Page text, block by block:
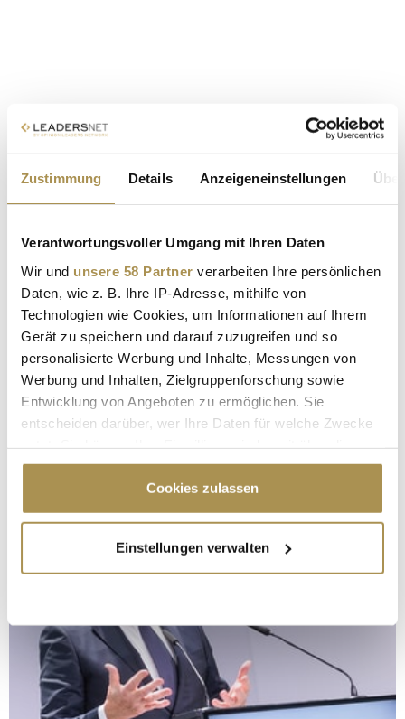
Zustimmung Details Anzeigeneinstellungen
Verantwortungsvoller Umgang mit Ihren Daten
Wir und unsere 58 Partner verarbeiten Ihre persönlichen
Daten, wie z. B. Ihre IP-Adresse, mithilfe von
Technologien wie Cookies, um Informationen auf Ihrem
Gerät zu speichern und darauf zuzugreifen und so
personalisierte Werbung und Inhalte, Messungen von
Werbung und Inhalten, Zielgruppenforschung sowie
Entwicklung von Angeboten zu ermöglichen. Sie
entscheiden darüber, wer Ihre Daten für welche Zwecke
Cookie-Erklärung oder durch Klicken auf das Privacy
Trigger Symbol ändern oder widerrufen
Informationen über Ihre geografische Lage
erfassen, welche bis auf einige Meter genau sein
bestimmten Merkmalen (Fingerprinting) identifizieren
Erfahren Sie mehr darüber, wie Ihre persönlichen Daten
verarbeitet werden, und legen Sie Ihre Präferenzen im
Abschnitt Einzelheitenfest.
Cookies zulassen
Einstellungen verwalten